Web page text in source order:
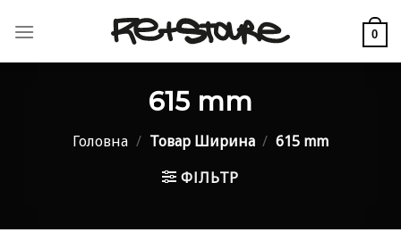
0
615 mm
Головна / Товар Ширина / 615 mm
ФІЛЬТР